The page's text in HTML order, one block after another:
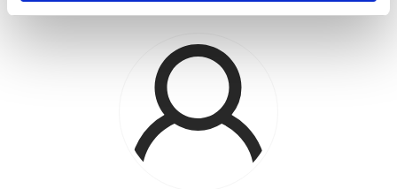
geografica, con un'approssimazione di qualche
Identificare il tuo dispositivo, scansionandolo
attivamente alla ricerca di caratteristiche specifiche
(impronte digitali).
Approfondisci come vengono elaborati i tuoi dati personali
e imposta le tue preferenze nella
sezione dettagli
modificare o ritirare il tuo consenso in qualsiasi momento